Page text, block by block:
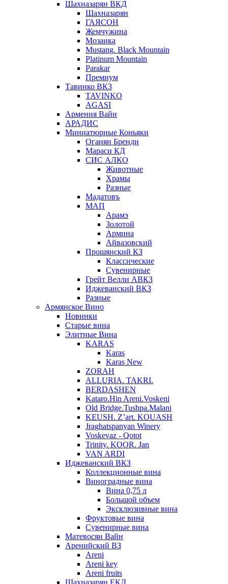
Шахназарян ВКД
Шахназарян
ГАЯСОН
Жемчужина
Мозаика
Mustang. Black Mountain
Platinum Mountain
Parakar
Премиум
Тавинко ВКЗ
TAVINKO
AGASI
Армения Вайн
АРАДИС
Миниатюрные Коньяки
Оганян Бренди
Мараси КД
СИС АЛКО
Животные
Храмы
Разные
Мадатовъ
МАП
Арамэ
Золотой
Армина
Айвазовский
Прошянский КЗ
Классические
Сувенирные
Грейт Велли АВКЗ
Иджеванский ВКЗ
Разные
Армянское Вино
Новинки
Старые вина
Элитные Вина
KARAS
Karas
Karas New
ZORAH
ALLURIA. TAKRI.
BERDASHEN
Kataro.Hin Areni.Voskeni
Old Bridge.Tushpa.Malani
KEUSH. Z’art. KOUASH
Jraghatspanyan Winery
Voskevaz - Qotot
Trinity. KOOR. Jan
VAN ARDI
Иджеванский ВКЗ
Коллекционные вина
Виноградные вина
Вина 0,75 л
Большой объем
Эксклюзивные вина
Фруктовые вина
Cувенирные вина
Матевосян Вайн
Аренийский ВЗ
Areni
Areni key
Areni fruits
Шахназарян ЕКД